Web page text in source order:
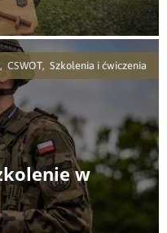
CSWOT, Szkolenia i ćwiczenia
w